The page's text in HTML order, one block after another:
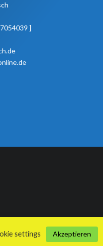
]
settings Akzeptieren